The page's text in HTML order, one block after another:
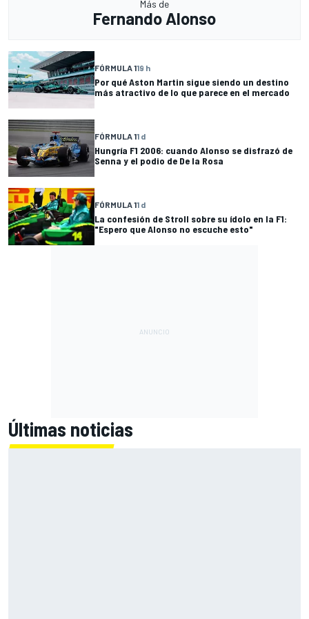
Más de
Fernando Alonso
FÓRMULA 119 h
Por qué Aston Martin sigue siendo un destino
más atractivo de lo que parece en el mercado
FÓRMULA 11 d
Hungría F1 2006: cuando Alonso se disfrazó de
Senna y el podio de De la Rosa
FÓRMULA 11 d
La confesión de Stroll sobre su ídolo en la F1:
"Espero que Alonso no escuche esto"
Últimas noticias